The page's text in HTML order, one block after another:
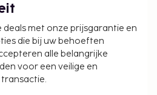
deals met onze prijsgarantie en
die bij uw behoeften
alle belangrijke
voor een veilige en